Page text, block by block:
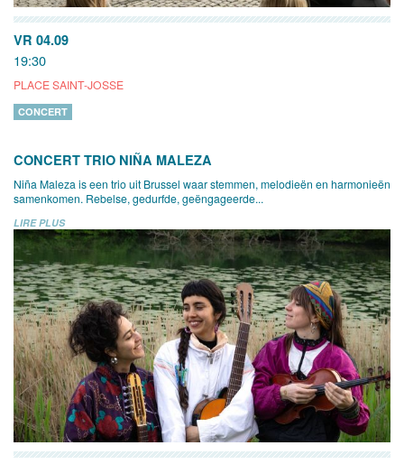
VR 04.09
19:30
PLACE SAINT-JOSSE
CONCERT
CONCERT TRIO NIÑA MALEZA
Niña Maleza is een trio uit Brussel waar stemmen, melodieën en harmonieën
samenkomen. Rebelse, gedurfde, geëngageerde...
LIRE PLUS